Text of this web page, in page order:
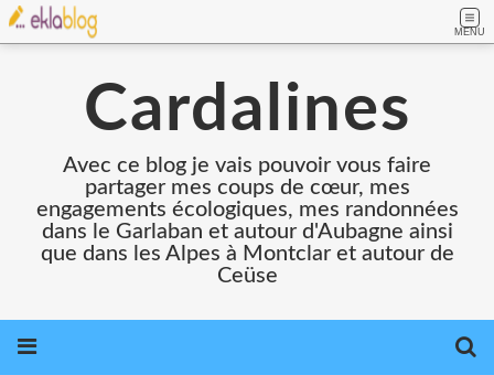
MENU
Cardalines
Avec ce blog je vais pouvoir vous faire
partager mes coups de cœur, mes
engagements écologiques, mes randonnées
dans le Garlaban et autour d'Aubagne ainsi
que dans les Alpes à Montclar et autour de
Ceüse